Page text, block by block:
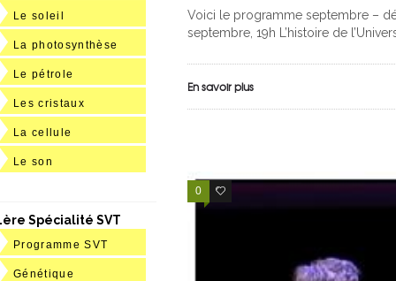
Voici le programme septembre –
septembre, 19h L’histoire de
En savoir plus
0 0
Le soleil
La photosynthèse
Le pétrole
Les cristaux
La cellule
Le son
Spécialité SVT
Programme SVT
Génétique